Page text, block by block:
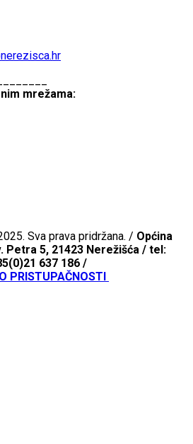
mrežama:
Sva prava pridržana. / Općina
Petra 5, 21423 Nerežišća / tel:
637 186 /
PRISTUPAČNOSTI